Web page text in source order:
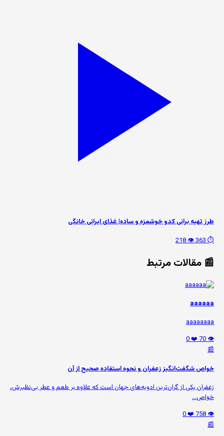
طرز تهیه برانی کدو خوشمزه و ساده| غذای ایرانی خانگی
⏱️ 363
👁️ 218
📰 مقالات مرتبط
aaaaaa
aaaaaaaa
👁️ 70
❤️ 0
📰
خواص شگفت‌انگیز زعفران و نحوه استفاده صحیح از آن
زعفران یکی از گران‌ترین ادویه‌های جهان است که علاوه بر طعم و عطر بی‌نظیرش،
خواص...
👁️ 758
❤️ 0
📰